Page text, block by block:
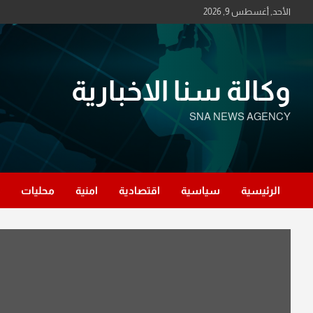
to
الأحد, أغسطس 9, 2026
وكالة سنا الاخبارية
SNA NEWS AGENCY
الرئيسية سياسية اقتصادية امنية محليات